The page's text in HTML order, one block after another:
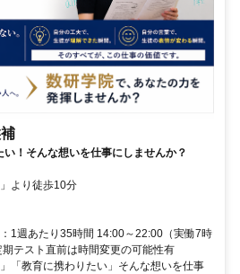
！そんな想いを仕事にしませんか？
より徒歩10分
1週あたり35時間 14:00～22:00（実働7時
テスト直前は時間変更の可能性有
「教育に携わりたい」そんな想いを仕事